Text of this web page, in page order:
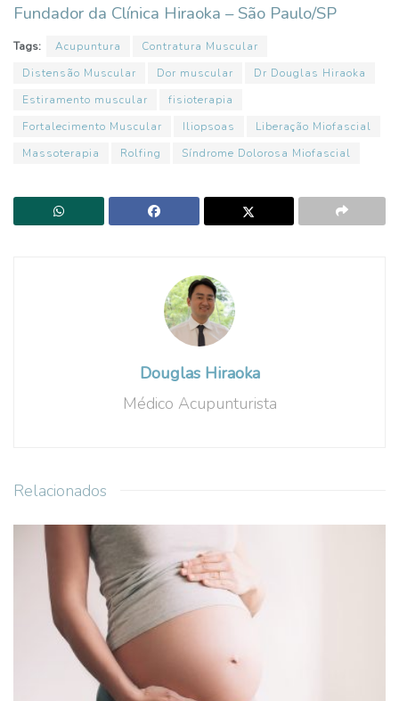
Fundador da Clínica Hiraoka – São Paulo/SP
Tags: Acupuntura
Contratura Muscular
Distensão Muscular
Dor muscular
Dr Douglas Hiraoka
Estiramento muscular
fisioterapia
Fortalecimento Muscular
Iliopsoas
Liberação Miofascial
Massoterapia
Rolfing Síndrome Dolorosa Miofascial
Douglas Hiraoka
Médico Acupunturista
Relacionados